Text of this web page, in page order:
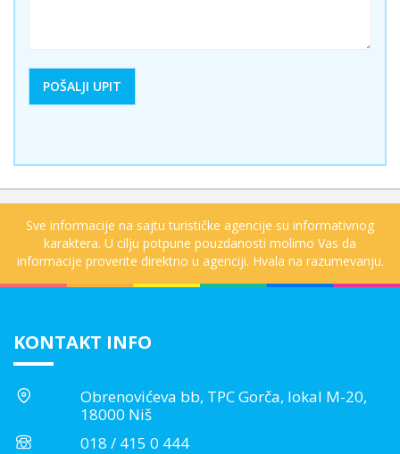
Sve informacije na sajtu turističke agencije su informativnog
karaktera. U cilju potpune pouzdanosti molimo Vas da
informacije proverite direktno u agenciji. Hvala na razumevanju.
KONTAKT INFO
Obrenovićeva bb, TPC Gorča, lokal M-20,
18000 Niš
018 / 415 0 444